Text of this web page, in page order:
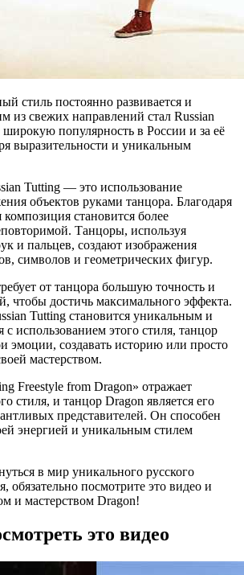
стиль постоянно развивается и
из свежих направлений стал Russian
популярность в России и за её
выразительности и уникальным
Tutting — это использование
объектов руками танцора. Благодаря
композиция становится более
Танцоры, используя
и пальцев, создают изображения
символов и геометрических фигур.
от танцора большую точность и
чтобы достичь максимального эффекта.
Tutting становится уникальным и
использованием этого стиля, танцор
эмоции, создавать историю или просто
мастерством.
Freestyle from Dragon» отражает
стиля, и танцор Dragon является его
представителей. Он способен
энергией и уникальным стилем
в мир уникального русского
обязательно посмотрите это видео и
и мастерством Dragon!
это видео